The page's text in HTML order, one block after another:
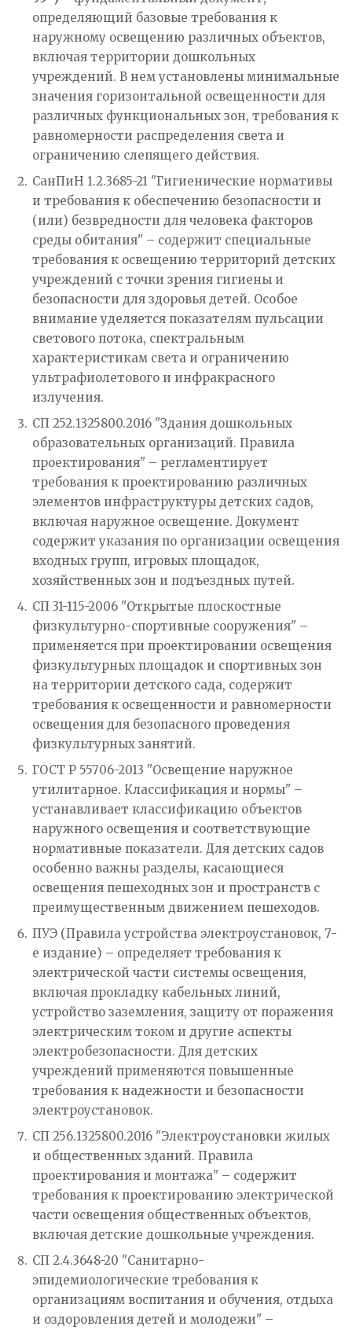
определяющий базовые требования к
наружному освещению различных объектов,
включая территории дошкольных
учреждений. В нем установлены минимальные
значения горизонтальной освещенности для
различных функциональных зон, требования к
равномерности распределения света и
ограничению слепящего действия.
СанПиН 1.2.3685-21 "Гигиенические нормативы
и требования к обеспечению безопасности и
(или) безвредности для человека факторов
среды обитания" – содержит специальные
требования к освещению территорий детских
учреждений с точки зрения гигиены и
безопасности для здоровья детей. Особое
внимание уделяется показателям пульсации
светового потока, спектральным
характеристикам света и ограничению
ультрафиолетового и инфракрасного
излучения.
СП 252.1325800.2016 "Здания дошкольных
образовательных организаций. Правила
проектирования" – регламентирует
требования к проектированию различных
элементов инфраструктуры детских садов,
включая наружное освещение. Документ
содержит указания по организации освещения
входных групп, игровых площадок,
хозяйственных зон и подъездных путей.
СП 31-115-2006 "Открытые плоскостные
физкультурно-спортивные сооружения" –
применяется при проектировании освещения
физкультурных площадок и спортивных зон
на территории детского сада, содержит
требования к освещенности и равномерности
освещения для безопасного проведения
физкультурных занятий.
ГОСТ Р 55706-2013 "Освещение наружное
утилитарное. Классификация и нормы" –
устанавливает классификацию объектов
наружного освещения и соответствующие
нормативные показатели. Для детских садов
особенно важны разделы, касающиеся
освещения пешеходных зон и пространств с
преимущественным движением пешеходов.
ПУЭ (Правила устройства электроустановок, 7-
е издание) – определяет требования к
электрической части системы освещения,
включая прокладку кабельных линий,
устройство заземления, защиту от поражения
электрическим током и другие аспекты
электробезопасности. Для детских
учреждений применяются повышенные
требования к надежности и безопасности
электроустановок.
СП 256.1325800.2016 "Электроустановки жилых
и общественных зданий. Правила
проектирования и монтажа" – содержит
требования к проектированию электрической
части освещения общественных объектов,
включая детские дошкольные учреждения.
СП 2.4.3648-20 "Санитарно-
эпидемиологические требования к
организациям воспитания и обучения, отдыха
и оздоровления детей и молодежи" –